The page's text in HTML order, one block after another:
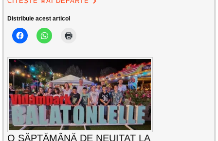
Distribuie acest articol
O SĂPTĂMÂNĂ DE NEUITAT LA